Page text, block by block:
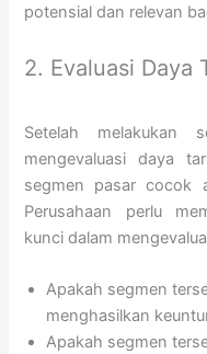
potensial dan relevan
2. Evaluasi Daya
Setelah melakukan
mengevaluasi daya
segmen pasar cocok
Perusahaan perlu
kunci dalam
Apakah segmen
menghasilkan
Apakah segmen